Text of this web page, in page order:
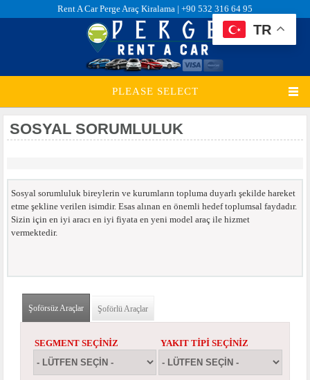
Rent A Car Perge Araç Kiralama | +90 532 316 64 95
PLEASE SELECT
SOSYAL SORUMLULUK
Sosyal sorumluluk bireylerin ve kurumların topluma duyarlı şekilde hareket
etme şekline verilen isimdir. Esas alınan en önemli hedef toplumsal faydadır.
Sizin için en iyi aracı en iyi fiyata en yeni model araç ile hizmet
vermektedir.
TR
Şoförsüz Araçlar(etkin sekme)
Şoförlü Araçlar
SEGMENT SEÇINIZ YAKIT TIPI SEÇINIZ